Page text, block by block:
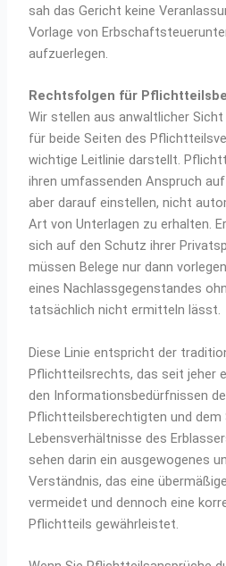
sah das Gericht keine
Vorlage von
aufzuerlegen.
Rechtsfolgen für
Wir stellen aus anwaltlicher
für beide Seiten des
wichtige Leitlinie darstellt.
ihren umfassenden Anspruch
aber darauf einstellen, nicht
Art von Unterlagen zu erhalten.
sich auf den Schutz ihrer
müssen Belege nur dann
eines Nachlassgegenstandes
tatsächlich nicht ermitteln lässt.
Diese Linie entspricht der
Pflichtteilsrechts, das seit jeher
den Informationsbedürfnissen
Pflichtteilsberechtigten und dem
Lebensverhältnisse des
sehen darin ein ausgewogenes
Verständnis, das eine
vermeidet und dennoch eine
Pflichtteils gewährleistet.